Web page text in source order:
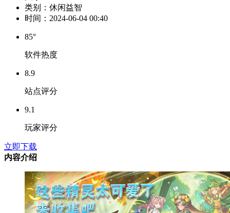
类别： 休闲益智
时间： 2024-06-04 00:40
85°
软件热度
8.9
站点评分
9.1
玩家评分
立即下载
内容介绍